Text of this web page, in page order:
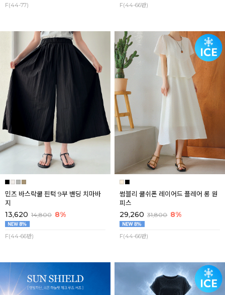
F(44-77) F(44-66반)
민즈 바스락쿨 핀턱 9부 밴딩 치마바
지
13,620 14,800 8%
F(44-66반)
썸블리 쿨쉬폰 레이어드 플레어 롱 원
피스
29,260 31,800 8%
F(44-66반)